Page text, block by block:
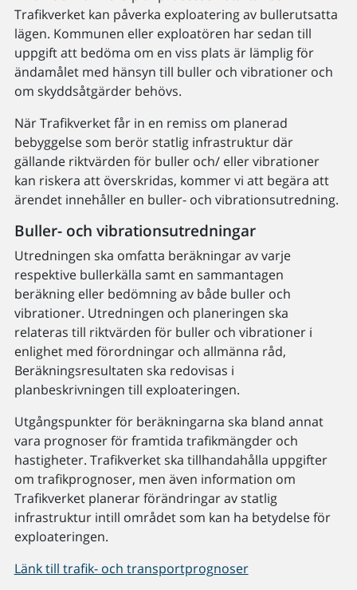
Trafikverket kan påverka exploatering av bullerutsatta
lägen. Kommunen eller exploatören har sedan till
uppgift att bedöma om en viss plats är lämplig för
ändamålet med hänsyn till buller och vibrationer och
om skyddsåtgärder behövs.
När Trafikverket får in en remiss om planerad
bebyggelse som berör statlig infrastruktur där
gällande riktvärden för buller och/ eller vibrationer
kan riskera att överskridas, kommer vi att begära att
ärendet innehåller en buller- och vibrationsutredning.
Buller- och vibrationsutredningar
Utredningen ska omfatta beräkningar av varje
respektive bullerkälla samt en sammantagen
beräkning eller bedömning av både buller och
vibrationer. Utredningen och planeringen ska
relateras till riktvärden för buller och vibrationer i
enlighet med förordningar och allmänna råd,
Beräkningsresultaten ska redovisas i
planbeskrivningen till exploateringen.
Utgångspunkter för beräkningarna ska bland annat
vara prognoser för framtida trafikmängder och
hastigheter. Trafikverket ska tillhandahålla uppgifter
om trafikprognoser, men även information om
Trafikverket planerar förändringar av statlig
infrastruktur intill området som kan ha betydelse för
exploateringen.
Länk till trafik- och transportprognoser